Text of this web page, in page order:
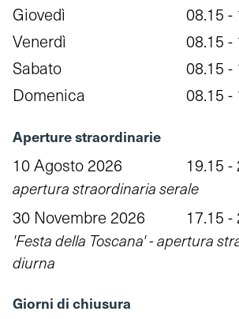
Giovedì
08.15 -
Venerdì
08.15 -
Sabato
08.15 -
Domenica
08.15 -
Aperture straordinarie
10 Agosto 2026 19.15 -
apertura straordinaria serale
30 Novembre 2026 17.15 -
'Festa della Toscana' - apertura
diurna
Giorni di chiusura